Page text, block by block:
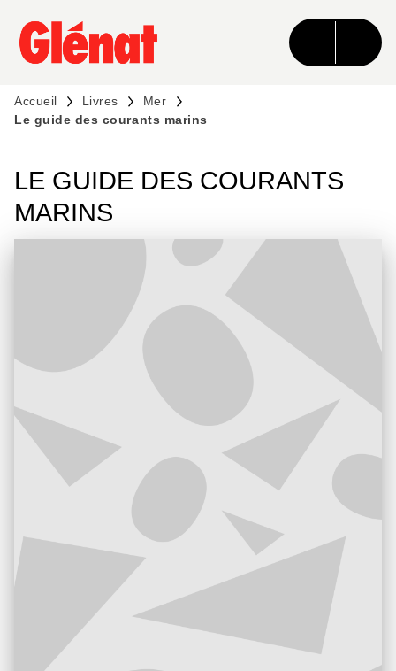
MENU RECHERCHE CONTENU
PIED DE PAGE
Accueil Livres
Mer
Le guide des courants marins
LE GUIDE DES COURANTS
MARINS